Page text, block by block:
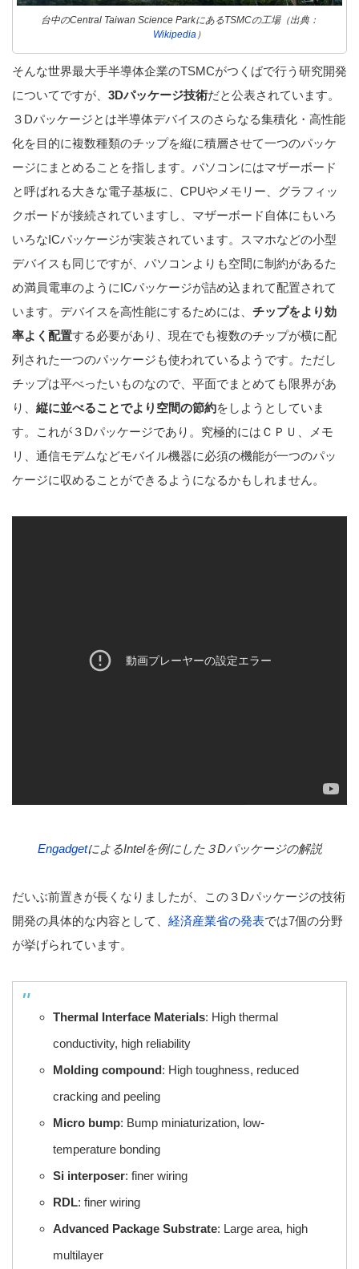
台中のCentral Taiwan Science ParkにあるTSMCの工場（出典：
Wikipedia ）
そんな世界最大手半導体企業のTSMCがつくばで行う研究開発
についてですが、 3Dパッケージ技術だと公表されています。
３Dパッケージとは半導体デバイスのさらなる集積化・高性能
化を目的に複数種類のチップを縦に積層させて一つのパッケ
ージにまとめることを指します。パソコンにはマザーボード
と呼ばれる大きな電子基板に、CPUやメモリー、グラフィッ
クボードが接続されていますし、マザーボード自体にもいろ
いろなICパッケージが実装されています。スマホなどの小型
デバイスも同じですが、パソコンよりも空間に制約があるた
め満員電車のようにICパッケージが詰め込まれて配置されて
います。デバイスを高性能にするためには、 チップをより効
率よく配置する必要があり、現在でも複数のチップが横に配
列された一つのパッケージも使われているようです。ただし
チップは平べったいものなので、平面でまとめても限界があ
り、 縦に並べることでより空間の節約をしようとしていま
す。これが３Dパッケージであり。究極的にはＣＰＵ、メモ
リ、通信モデムなどモバイル機器に必須の機能が一つのパッ
ケージに収めることができるようになるかもしれません。
EngadgetによるIntelを例にした３Dパッケージの解説
だいぶ前置きが長くなりましたが、この３Dパッケージの技術
開発の具体的な内容として、 経済産業省の発表では7個の分野
が挙げられています。
Thermal Interface Materials: High thermal
conductivity, high reliability
Molding compound: High toughness, reduced
cracking and peeling
Micro bump: Bump miniaturization, low-
temperature bonding
Si interposer: finer wiring
RDL: finer wiring
Advanced Package Substrate: Large area, high
multilayer